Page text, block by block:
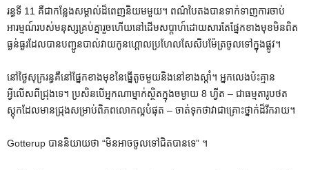
រន្ធទី 11 គឺជាកន្លែងសម្គាល់ដ៏ពេញនិយមមួយ។ ពណ៌បៃតងបានទាក់ទាញការចាប់
អារម្មណ៍របស់មនុស្សគ្រប់គ្នារួចហើយនៅដើមសប្តាហ៍ដោយសារតែផ្នែកខាងមុខមិនពិត
ធ្ងន់ធ្ងរដែលបានបញ្ជូនបាល់វាយកូនហ្គោលប្រហែលសែសិបម៉ែត្រចូលទៅក្នុងផ្លូវ។
នៅថ្ងៃសុក្ររន្ធគឺនៅផ្នែកខាងមុខនៃធ្នើតូចមួយនិងនៅខាងស្តាំ។ អ្នកលេងប៉ះគ្មាន
អ្វីលើសពីជ្រុងទេ។ ប្រសិនបើអ្នកណាម្នាក់ស្ថិតក្នុងចម្ងាយ 8 ហ្វីត – ជាធម្មតារូបថត
ស្តុកដែលមានជ្រុងសម្រាប់ពិភពលោកល្អបំផុត – ចាត់ទុកថាវាជាគ្រោះថ្នាក់ដ៏រីករាយ។
Gotterup បាននិយាយថា “មិនអាចចូលទៅជិតបានទេ” ។